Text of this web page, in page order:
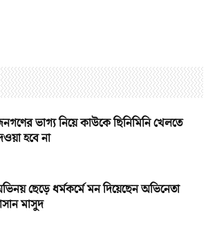
ভাগ্য নিয়ে কাউকে ছিনিমিনি খেলতে
হবে না
ছেড়ে ধর্মকর্মে মন দিয়েছেন অভিনেতা
মাসুদ